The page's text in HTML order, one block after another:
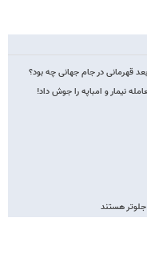
قهرمانی در جام جهانی چه بود؟
نیمار و امباپه را جوش داد!